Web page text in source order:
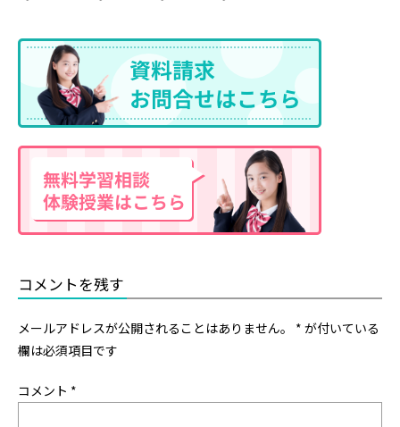
コメントを残す
メールアドレスが公開されることはありません。 * が付いている
欄は必須項目です
コメント *